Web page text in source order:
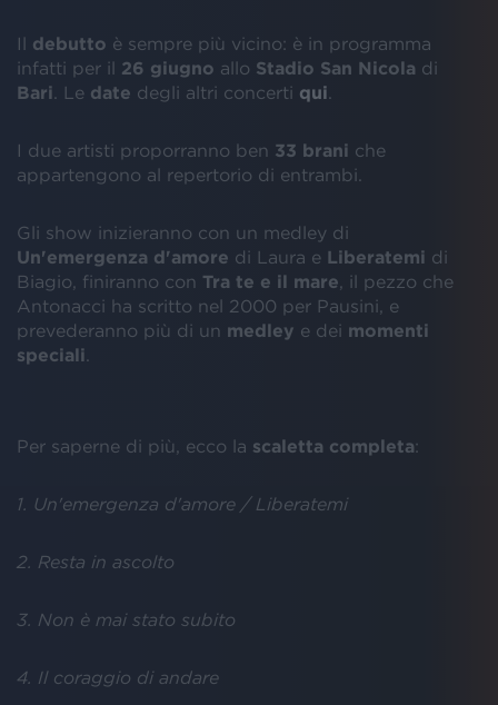
Il debutto è sempre più vicino: è in programma
infatti per il 26 giugno allo Stadio San Nicola di
Bari . Le date degli altri concerti qui
I due artisti proporranno ben 33 brani che
appartengono al repertorio di entrambi.
Gli show inizieranno con un medley di
Un'emergenza d'amore di Laura e Liberatemi di
Biagio, finiranno con Tra te e il mare , il pezzo che
Antonacci ha scritto nel 2000 per Pausini, e
prevederanno più di un medley e dei momenti
speciali
Per saperne di più, ecco la scaletta completa:
1. Un'emergenza d'amore / Liberatemi
2. Resta in ascolto
3. Non è mai stato subito
4. Il coraggio di andare